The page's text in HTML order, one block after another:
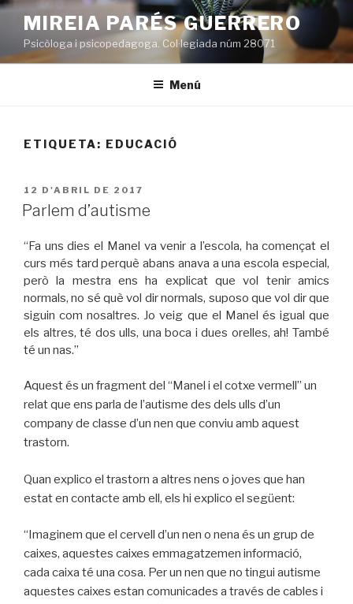
Vés
contingut
MIREIA PARÉS GUERRERO
Psicòloga i psicopedagoga. Col·legiada núm 28071
Menú
ETIQUETA: EDUCACIÓ
PUBLICAT
A
12 D'ABRIL DE 2017
Parlem d’autisme
“Fa uns dies el Manel va venir a l’escola, ha començat el
curs més tard perquè abans anava a una escola especial,
però la mestra ens ha explicat que vol tenir amics
normals, no sé què vol dir normals, suposo que vol dir que
siguin com nosaltres. Jo veig que el Manel és igual que
els altres, té dos ulls, una boca i dues orelles, ah! També
té un nas.”
Aquest és un fragment del “Manel i el cotxe vermell” un
relat que ens parla de l’autisme des dels ulls d’un
company de classe d’un nen que conviu amb aquest
trastorn.
Quan explico el trastorn a altres nens o joves que han
estat en contacte amb ell, els hi explico el següent:
“Imaginem que el cervell d’un nen o nena és un grup de
caixes, aquestes caixes emmagatzemen informació,
cada caixa té una cosa. Per un nen que no tingui autisme
aquestes caixes estan comunicades a través de cables i